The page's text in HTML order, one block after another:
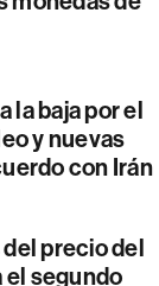
la baja por el
y nuevas
con Irán
precio del
el segundo